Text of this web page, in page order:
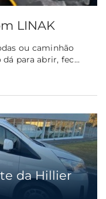
LINAK
ou caminhão
para abrir, fec...
da Hillier